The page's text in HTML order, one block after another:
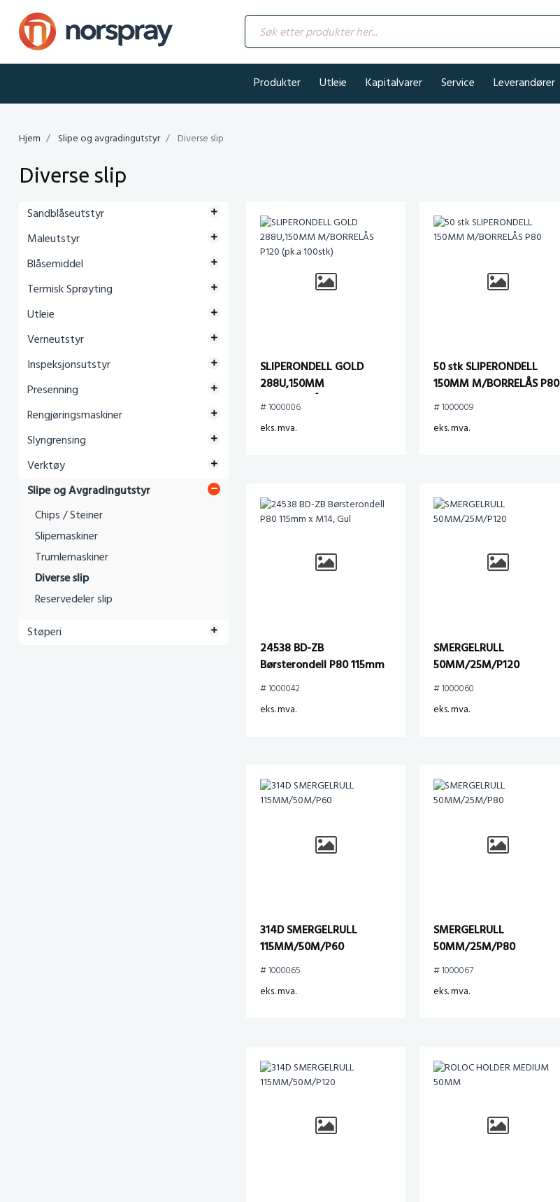
Søk etter produkter her...
Produkter
Utleie Kapitalvarer Service Leverandører
Hjem Slipe og avgradingutstyr Diverse slip
Diverse slip
Sandblåseutstyr
Maleutstyr
Blåsemiddel
Termisk Sprøyting
Utleie
Verneutstyr
Inspeksjonsutstyr
Presenning
Rengjøringsmaskiner
Slyngrensing
Verktøy
Slipe og Avgradingutstyr
Chips / Steiner
Slipemaskiner
Trumlemaskiner
Diverse slip
Reservedeler slip
Støperi
SLIPERONDELL GOLD
288U,150MM
M/BORRELÅS P120 (pk.a
# 1000006
eks. mva.
50 stk SLIPERONDELL
150MM M/BORRELÅS P80
# 1000009
eks. mva.
24538 BD-ZB
Børsterondell P80 115mm
x M14, Gul
# 1000042
eks. mva.
SMERGELRULL
50MM/25M/P120
# 1000060
eks. mva.
314D SMERGELRULL
115MM/50M/P60
# 1000065
eks. mva.
SMERGELRULL
50MM/25M/P80
# 1000067
eks. mva.